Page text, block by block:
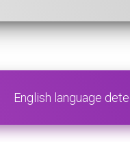
English language